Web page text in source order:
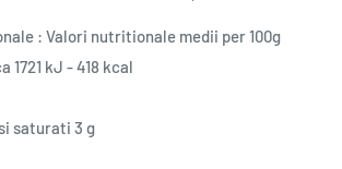
: Valori nutritionale medii per 100g
1721 kJ - 418 kcal
saturati 3 g